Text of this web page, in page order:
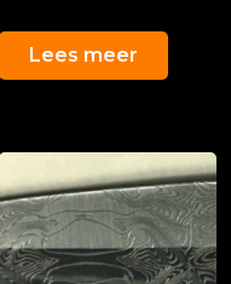
Lees meer